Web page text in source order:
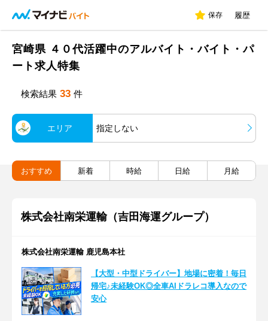
保存 履歴
宮崎県 ４０代活躍中のアルバイト・バイト・パ
ート求人特集
検索結果 33 件
エリア 指定しない
おすすめ 新着 時給 日給 月給
株式会社南栄運輸（吉田海運グループ）
株式会社南栄運輸 鹿児島本社
【大型・中型ドライバー】地場に密着！毎日
帰宅♪未経験OK◎全車AIドラレコ導入なので
安心